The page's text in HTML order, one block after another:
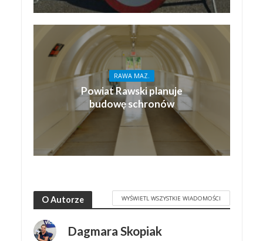
RAWA MAZ.
Powiat Rawski planuje
budowę schronów
O Autorze WYŚWIETL WSZYSTKIE WIADOMOŚCI
Dagmara Skopiak